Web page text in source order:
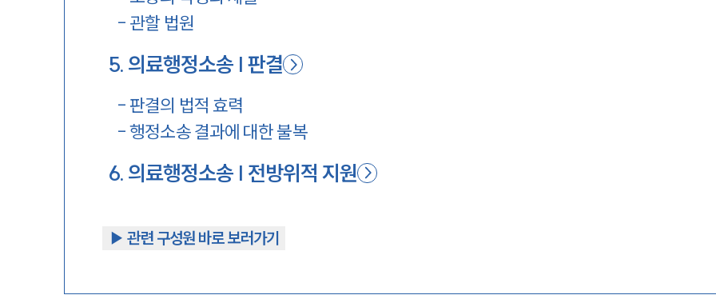
- 관할 법원
5. 의료행정소송 | 판결
- 판결의 법적 효력
-행정소송 결과에 대한 불복
6. 의료행정소송 | 전방위적 지원
▶︎ 관련 구성원 바로 보러가기